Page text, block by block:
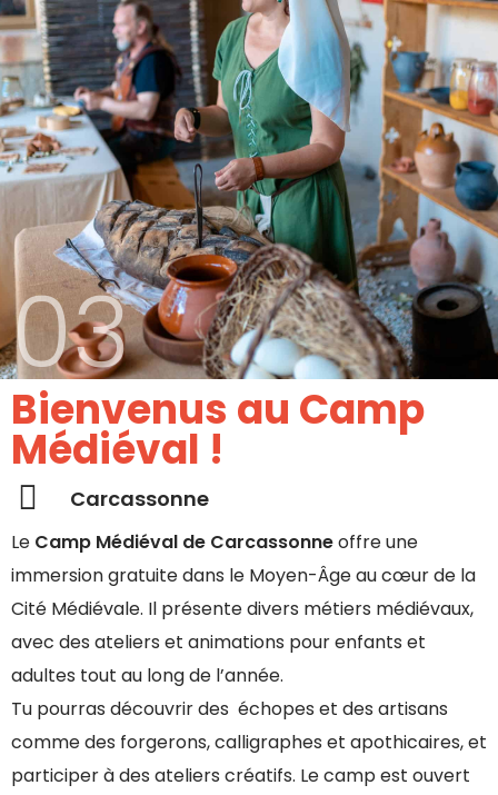
03
Bienvenus au Camp
Médiéval !
Carcassonne
Le Camp Médiéval de Carcassonneoffre une
immersion gratuite dans le Moyen-Âge au cœur de la
Cité Médiévale. Il présente divers métiers médiévaux,
avec des ateliers et animations pour enfants et
adultes tout au long de l’année.
Tu pourras découvrir des échopes et des artisans
comme des forgerons, calligraphes et apothicaires, et
participer à des ateliers créatifs. Le camp est ouvert